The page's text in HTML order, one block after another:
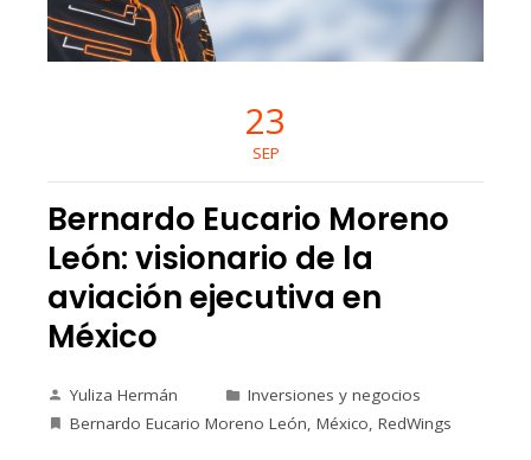
23
SEP
Bernardo Eucario Moreno
León: visionario de la
aviación ejecutiva en
México
Yuliza Hermán
Inversiones y negocios
Bernardo Eucario Moreno León, México, RedWings